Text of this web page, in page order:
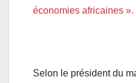
économies africaines ».
Selon le président du